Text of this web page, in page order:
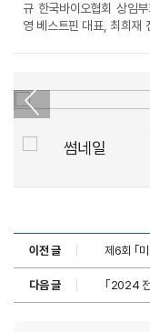
규 한국바이오협회 상임
영 베스트핀 대표, 최희재
이전 글 제6회 ｢미
다음 글 ｢2024 전